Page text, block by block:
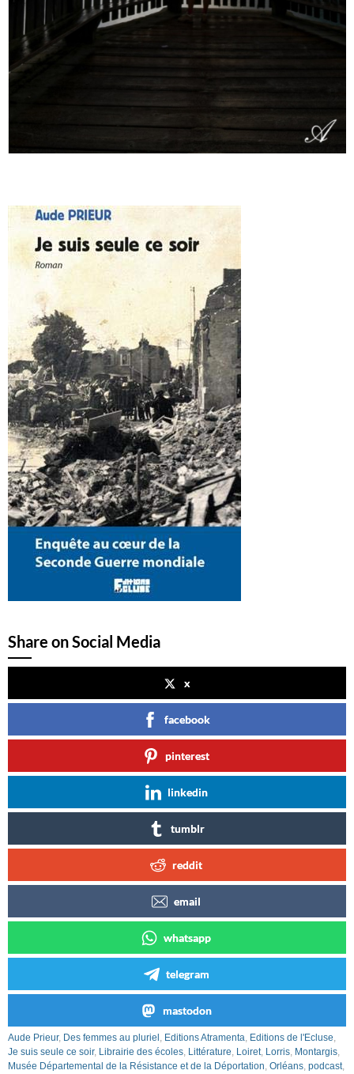
Share on Social Media
x
facebook
pinterest
linkedin
tumblr
reddit
email
whatsapp
telegram
mastodon
Aude Prieur, Des femmes au pluriel Editions Atramenta Editions de l'Ecluse
Je suis seule ce soir, Librairie des écoles Littérature Loiret, Lorris Montargis
Musée Départemental de la Résistance et de la Déportation Orléans podcast,